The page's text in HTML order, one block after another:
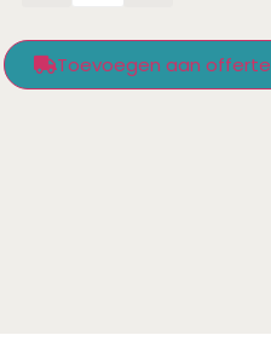
Toevoegen aan offerte